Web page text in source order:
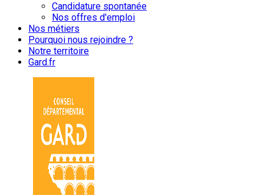
Candidature spontanée
Nos offres d'emploi
Nos métiers
Pourquoi nous rejoindre ?
Notre territoire
Gard.fr